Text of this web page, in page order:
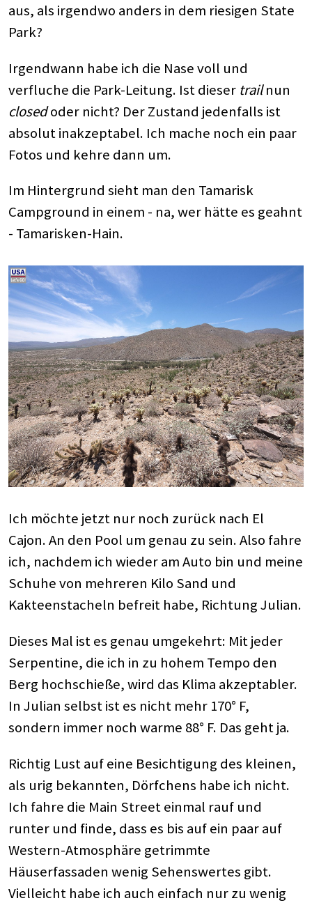
aus, als irgendwo anders in dem riesigen State
Park?
Irgendwann habe ich die Nase voll und
verfluche die Park-Leitung. Ist dieser trailnun
closedoder nicht? Der Zustand jedenfalls ist
absolut inakzeptabel. Ich mache noch ein paar
Fotos und kehre dann um.
Im Hintergrund sieht man den Tamarisk
Campground in einem - na, wer hätte es geahnt
- Tamarisken-Hain.
Ich möchte jetzt nur noch zurück nach El
Cajon. An den Pool um genau zu sein. Also fahre
ich, nachdem ich wieder am Auto bin und meine
Schuhe von mehreren Kilo Sand und
Kakteenstacheln befreit habe, Richtung Julian.
Dieses Mal ist es genau umgekehrt: Mit jeder
Serpentine, die ich in zu hohem Tempo den
Berg hochschieße, wird das Klima akzeptabler.
In Julian selbst ist es nicht mehr 170° F,
sondern immer noch warme 88° F. Das geht ja.
Richtig Lust auf eine Besichtigung des kleinen,
als urig bekannten, Dörfchens habe ich nicht.
Ich fahre die Main Street einmal rauf und
runter und finde, dass es bis auf ein paar auf
Western-Atmosphäre getrimmte
Häuserfassaden wenig Sehenswertes gibt.
Vielleicht habe ich auch einfach nur zu wenig